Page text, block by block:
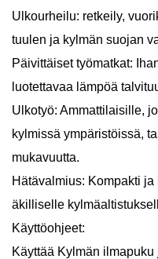
Ulkourheilu: retkeily,
tuulen ja kylmän suojan
Päivittäiset työmatkat:
luotettavaa lämpöä
Ulkotyö: Ammattilaisille,
kylmissä ympäristöissä,
mukavuutta.
Hätävalmius: Kompakti
äkilliselle
Käyttöohjeet:
Käyttää Kylmän ilmapuku